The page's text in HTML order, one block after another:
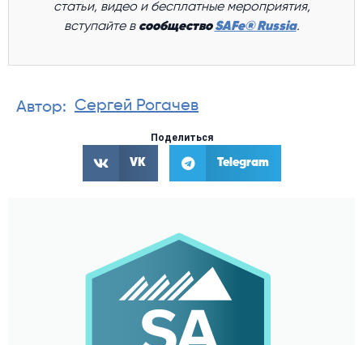
статьи, видео и бесплатные мероприятия,
вступайте в сообществоSAFe® Russia.
Автор: Сергей Рогачев
Поделиться
VK Telegram